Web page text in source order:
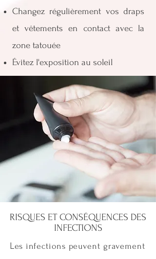
Changez régulièrement vos draps
et vêtements en contact avec la
zone tatouée
Évitez l'exposition au soleil
RISQUES ET CONSÉQUENCES DES
INFECTIONS
Les infections peuvent gravement